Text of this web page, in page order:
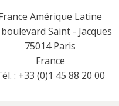
Amérique Latine
Saint - Jacques
75014 Paris
France
: +33 (0)1 45 88 20 00